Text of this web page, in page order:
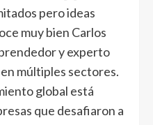
pero ideas
muy bien Carlos
y experto
múltiples sectores.
global está
que desafiaron a